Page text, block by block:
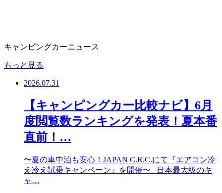
キャンピングカーニュース
もっと見る
2026.07.31
【キャンピングカー比較ナビ】6月
度閲覧数ランキングを発表！夏本番
直前！…
〜夏の車中泊も安心！JAPAN C.R.C.にて『エアコン冷
え冷え試乗キャンペーン』を開催〜 日本最大級のキ
ャ…